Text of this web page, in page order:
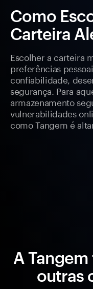
Como
Carteira
Escolher a carteira
preferências
confiabilidade,
segurança. Para
armazenamento
vulnerabilidades
como Tangem é
A
outras